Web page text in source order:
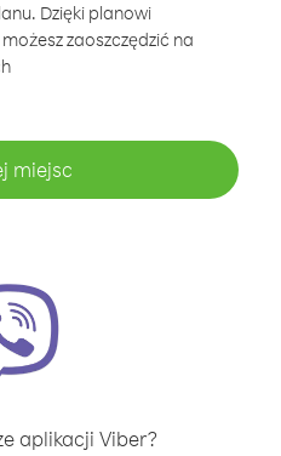
Dzięki planowi
zaoszczędzić na
miejsc
aplikacji Viber?